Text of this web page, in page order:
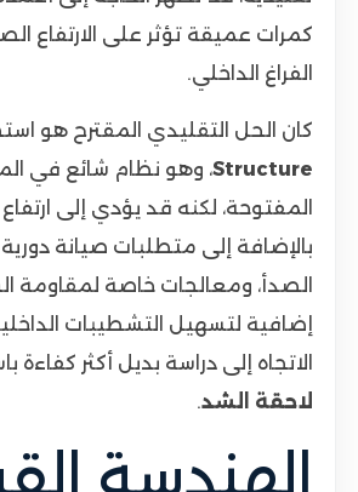
كمرات عميقة تؤثر على الارتفاع
الفراغ الداخلي.
كان الحل التقليدي المقترح هو
Structure، وهو نظام شائع في
المفتوحة، لكنه قد يؤدي إلى ارتفاع
بالإضافة إلى متطلبات صيانة
الصدأ، ومعالجات خاصة لمقاومة
إضافية لتسهيل التشطيبات
الاتجاه إلى دراسة بديل أكثر كفاءة
لاحقة الشد.
الهندسة